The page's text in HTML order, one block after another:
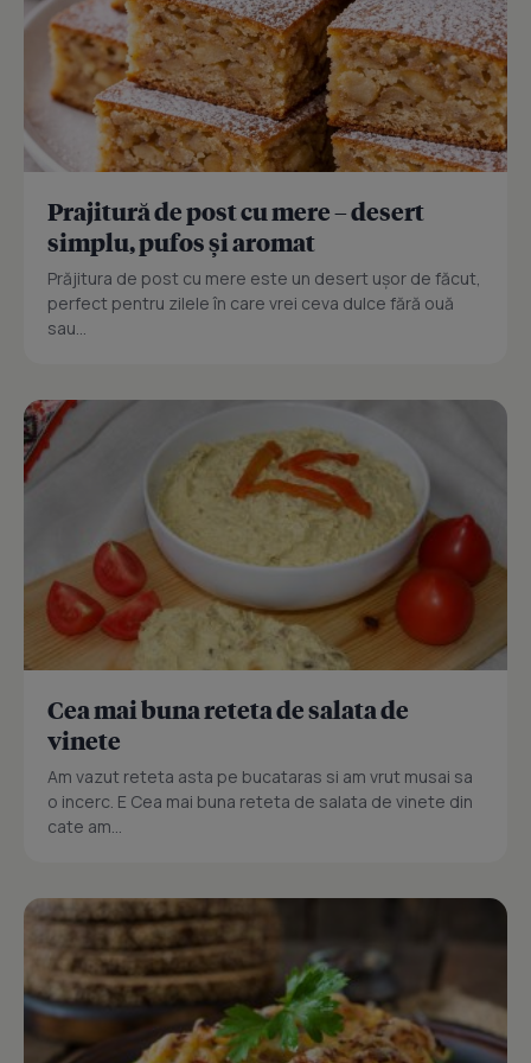
Prajitură de post cu mere – desert
simplu, pufos și aromat
Prăjitura de post cu mere este un desert ușor de făcut,
perfect pentru zilele în care vrei ceva dulce fără ouă
sau...
Cea mai buna reteta de salata de
vinete
Am vazut reteta asta pe bucataras si am vrut musai sa
o incerc. E Cea mai buna reteta de salata de vinete din
cate am...